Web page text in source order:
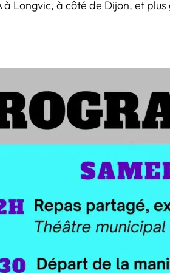
à Longvic, à côté de Dijon, et